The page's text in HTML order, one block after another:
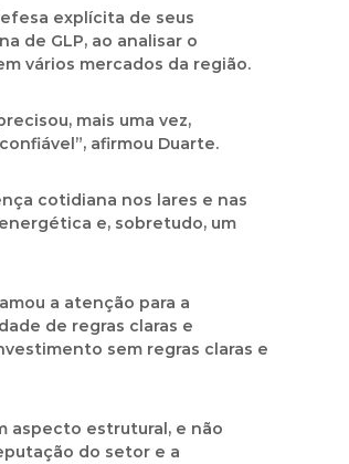
explícita de seus
de GLP, ao analisar o
vários mercados da região.
mais uma vez,
afirmou Duarte.
cotidiana nos lares e nas
e, sobretudo, um
a atenção para a
de regras claras e
sem regras claras e
aspecto estrutural, e não
do setor e a